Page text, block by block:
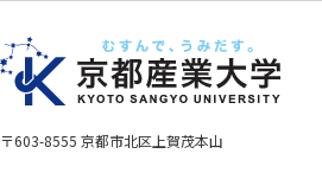
〒603-8555 京都市北区上賀茂本山